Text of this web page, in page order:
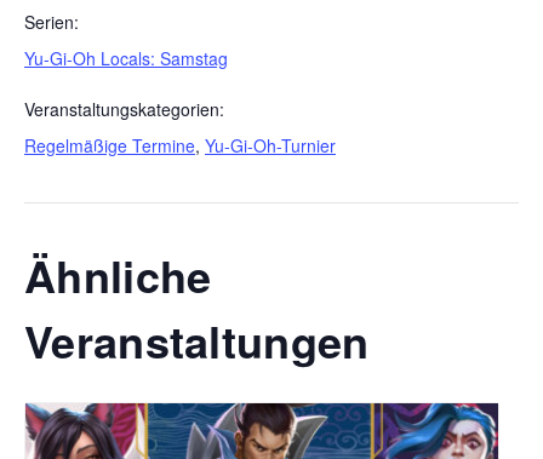
Serien:
Yu-Gi-Oh Locals: Samstag
Veranstaltungskategorien:
Regelmäßige Termine, Yu-Gi-Oh-Turnier
Ähnliche
Veranstaltungen